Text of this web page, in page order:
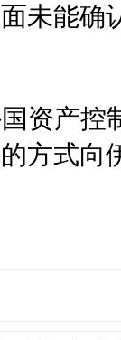
未能确
资产
方式向